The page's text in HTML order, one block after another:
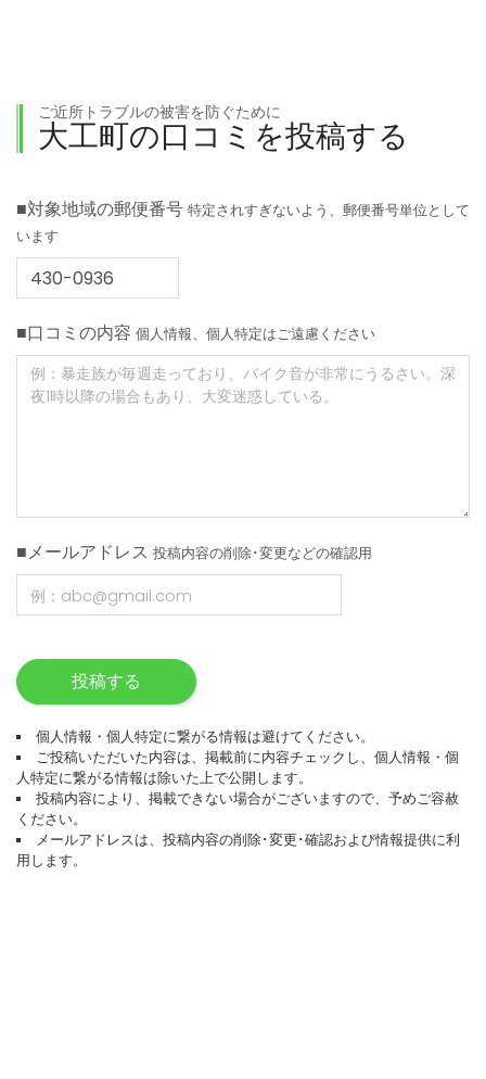
ご近所トラブルの被害を防ぐために
大工町の口コミを投稿する
■対象地域の郵便番号 特定されすぎないよう、郵便番号単位として
います
■口コミの内容 個人情報、個人特定はご遠慮ください
■メールアドレス 投稿内容の削除･変更などの確認用
投稿する
個人情報・個人特定に繋がる情報は避けてください。
ご投稿いただいた内容は、掲載前に内容チェックし、個人情報・個
人特定に繋がる情報は除いた上で公開します。
投稿内容により、掲載できない場合がございますので、予めご容赦
ください。
メールアドレスは、投稿内容の削除･変更･確認および情報提供に利
用します。